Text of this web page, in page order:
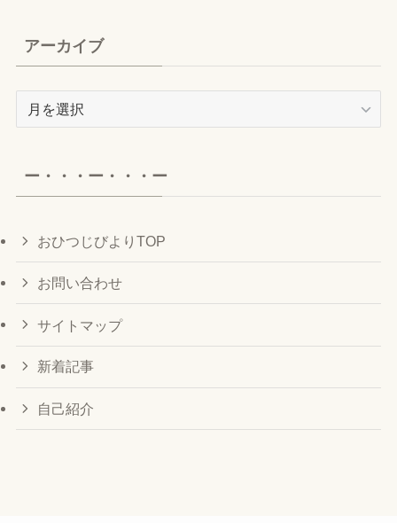
アーカイブ
ー・・・ー・・・ー
おひつじびよりTOP
お問い合わせ
サイトマップ
新着記事
自己紹介